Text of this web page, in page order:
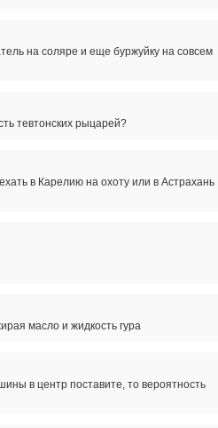
на соляре и еще буржуйку на совсем
тевтонских рыцарей?
в Карелию на охоту или в Астрахань
масло и жидкость гура
в центр поставите, то вероятность